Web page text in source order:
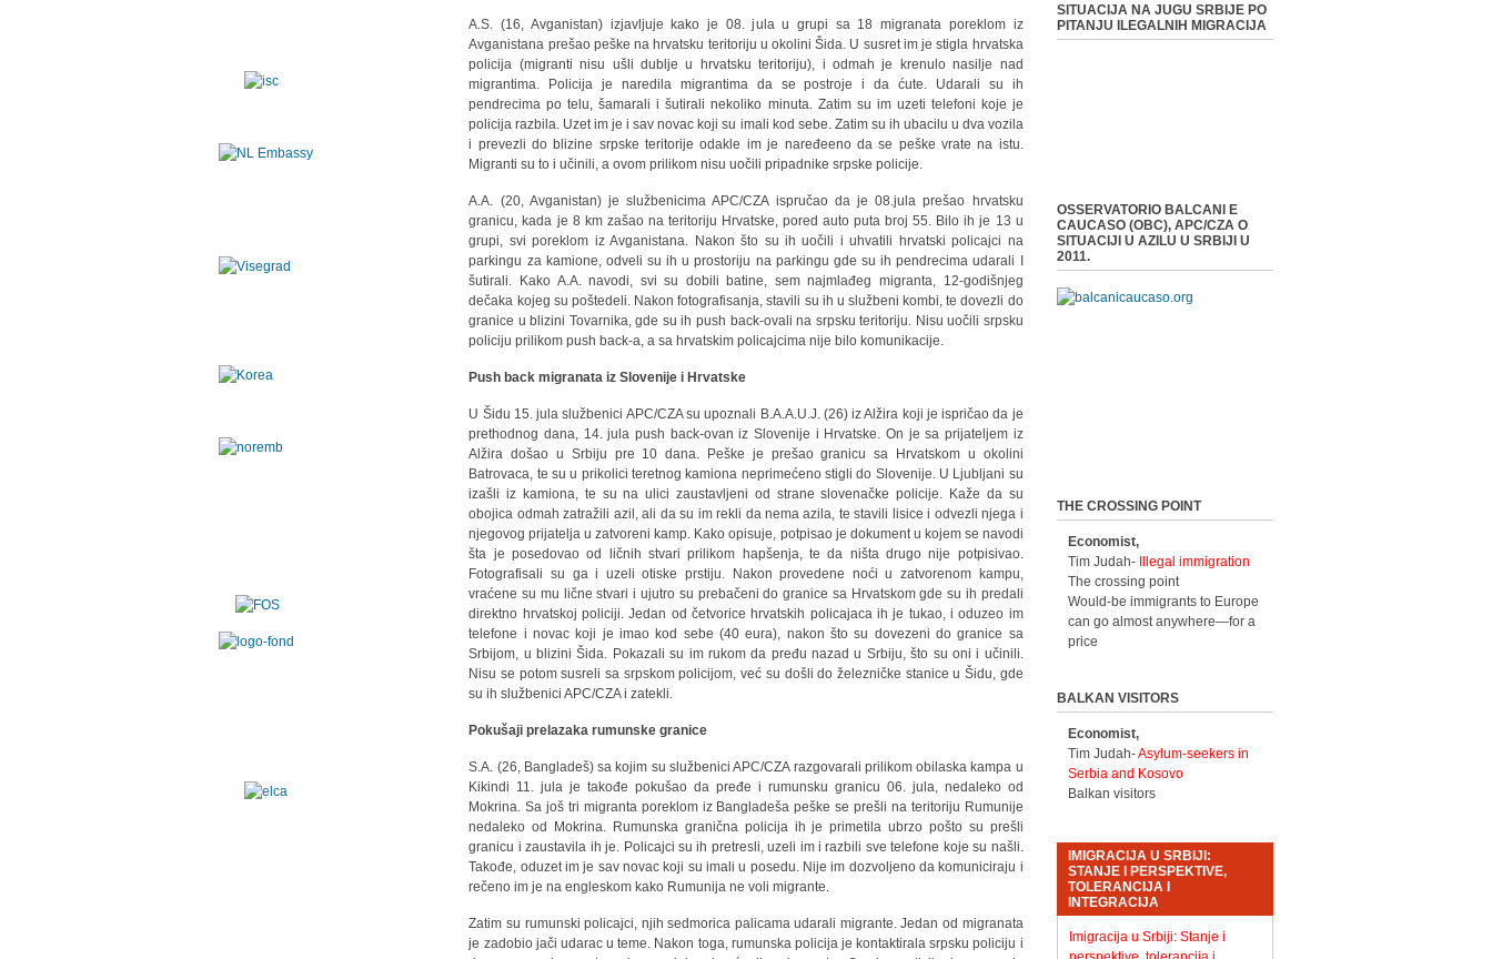
A.S. (16, Avganistan) izjavljuje kako je 08. jula u grupi sa 18 migranata poreklom iz
Avganistana prešao peške na hrvatsku teritoriju u okolini Šida. U susret im je stigla hrvatska
policija (migranti nisu ušli dublje u hrvatsku teritoriju), i odmah je krenulo nasilje nad
migrantima. Policija je naredila migrantima da se postroje i da ćute. Udarali su ih
pendrecima po telu, šamarali i šutirali nekoliko minuta. Zatim su im uzeti telefoni koje je
policija razbila. Uzet im je i sav novac koji su imali kod sebe. Zatim su ih ubacilu u dva vozila
i prevezli do blizine srpske teritorije odakle im je naređeeno da se peške vrate na istu.
Migranti su to i učinili, a ovom prilikom nisu uočili pripadnike srpske policije.
A.A. (20, Avganistan) je službenicima APC/CZA ispručao da je 08.jula prešao hrvatsku
granicu, kada je 8 km zašao na teritoriju Hrvatske, pored auto puta broj 55. Bilo ih je 13 u
grupi, svi poreklom iz Avganistana. Nakon što su ih uočili i uhvatili hrvatski policajci na
parkingu za kamione, odveli su ih u prostoriju na parkingu gde su ih pendrecima udarali I
šutirali. Kako A.A. navodi, svi su dobili batine, sem najmlađeg migranta, 12-godišnjeg
dečaka kojeg su poštedeli. Nakon fotografisanja, stavili su ih u službeni kombi, te dovezli do
granice u blizini Tovarnika, gde su ih push back-ovali na srpsku teritoriju. Nisu uočili srpsku
policiju prilikom push back-a, a sa hrvatskim policajcima nije bilo komunikacije.
Push back migranata iz Slovenije i Hrvatske
U Šidu 15. jula službenici APC/CZA su upoznali B.A.A.U.J. (26) iz Alžira koji je ispričao da je
prethodnog dana, 14. jula push back-ovan iz Slovenije i Hrvatske. On je sa prijateljem iz
Alžira došao u Srbiju pre 10 dana. Peške je prešao granicu sa Hrvatskom u okolini
Batrovaca, te su u prikolici teretnog kamiona neprimećeno stigli do Slovenije. U Ljubljani su
izašli iz kamiona, te su na ulici zaustavljeni od strane slovenačke policije. Kaže da su
obojica odmah zatražili azil, ali da su im rekli da nema azila, te stavili lisice i odvezli njega i
njegovog prijatelja u zatvoreni kamp. Kako opisuje, potpisao je dokument u kojem se navodi
šta je posedovao od ličnih stvari prilikom hapšenja, te da ništa drugo nije potpisivao.
Fotografisali su ga i uzeli otiske prstiju. Nakon provedene noći u zatvorenom kampu,
vraćene su mu lične stvari i ujutro su prebačeni do granice sa Hrvatskom gde su ih predali
direktno hrvatskoj policiji. Jedan od četvorice hrvatskih policajaca ih je tukao, i oduzeo im
telefone i novac koji je imao kod sebe (40 eura), nakon što su dovezeni do granice sa
Srbijom, u blizini Šida. Pokazali su im rukom da pređu nazad u Srbiju, što su oni i učinili.
Nisu se potom susreli sa srpskom policijom, već su došli do železničke stanice u Šidu, gde
su ih službenici APC/CZA i zatekli.
Pokušaji prelazaka rumunske granice
S.A. (26, Bangladeš) sa kojim su službenici APC/CZA razgovarali prilikom obilaska kampa u
Kikindi 11. jula je takođe pokušao da pređe i rumunsku granicu 06. jula, nedaleko od
Mokrina. Sa još tri migranta poreklom iz Bangladeša peške se prešli na teritoriju Rumunije
nedaleko od Mokrina. Rumunska granična policija ih je primetila ubrzo pošto su prešli
granicu i zaustavila ih je. Policajci su ih pretresli, uzeli im i razbili sve telefone koje su našli.
Takođe, oduzet im je sav novac koji su imali u posedu. Nije im dozvoljeno da komuniciraju i
rečeno im je na engleskom kako Rumunija ne voli migrante.
Zatim su rumunski policajci, njih sedmorica palicama udarali migrante. Jedan od migranata
je zadobio jači udarac u teme. Nakon toga, rumunska policija je kontaktirala srpsku policiju i
SITUACIJA NA JUGU SRBIJE PO
PITANJU ILEGALNIH MIGRACIJA
OSSERVATORIO BALCANI E
CAUCASO (OBC), APC/CZA O
SITUACIJI U AZILU U SRBIJI U
2011.
THE CROSSING POINT
Economist,
Tim Judah-
Illegal immigration
The crossing point
Would-be immigrants to Europe
can go almost anywhere—for a
price
BALKAN VISITORS
Economist,
Tim Judah-Asylum-seekers in
Serbia and Kosovo
Balkan visitors
IMIGRACIJA U SRBIJI:
STANJE I PERSPEKTIVE,
TOLERANCIJA I
INTEGRACIJA
Imigracija u Srbiji: Stanje i